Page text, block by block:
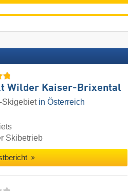
Wilder Kaiser-Brixental
Skigebiet in Österreich
Skibetrieb